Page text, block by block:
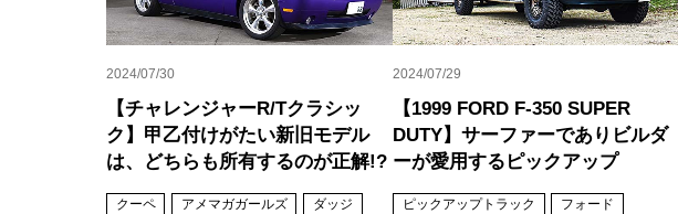
2024/07/30
【チャレンジャーR/Tクラシッ
ク】甲乙付けがたい新旧モデル
は、どちらも所有するのが正解!?
クーペ アメマガガールズ ダッジ
2024/07/29
【1999 FORD F-350 SUPER
DUTY】サーファーでありビルダ
ーが愛用するピックアップ
ピックアップトラック フォード